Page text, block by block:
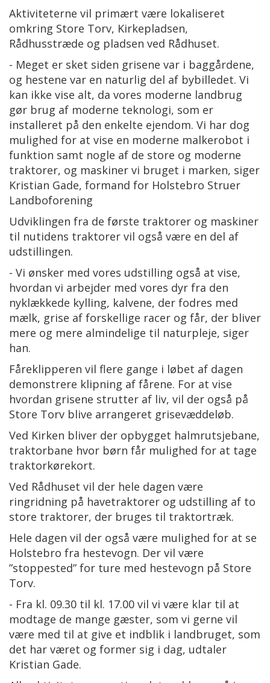
Aktiviteterne vil primært være lokaliseret
omkring Store Torv, Kirkepladsen,
Rådhusstræde og pladsen ved Rådhuset.
- Meget er sket siden grisene var i baggårdene,
og hestene var en naturlig del af bybilledet. Vi
kan ikke vise alt, da vores moderne landbrug
gør brug af moderne teknologi, som er
installeret på den enkelte ejendom. Vi har dog
mulighed for at vise en moderne malkerobot i
funktion samt nogle af de store og moderne
traktorer, og maskiner vi bruget i marken, siger
Kristian Gade, formand for Holstebro Struer
Landboforening
Udviklingen fra de første traktorer og maskiner
til nutidens traktorer vil også være en del af
udstillingen.
- Vi ønsker med vores udstilling også at vise,
hvordan vi arbejder med vores dyr fra den
nyklækkede kylling, kalvene, der fodres med
mælk, grise af forskellige racer og får, der bliver
mere og mere almindelige til naturpleje, siger
han.
Fåreklipperen vil flere gange i løbet af dagen
demonstrere klipning af fårene. For at vise
hvordan grisene strutter af liv, vil der også på
Store Torv blive arrangeret grisevæddeløb.
Ved Kirken bliver der opbygget halmrutsjebane,
traktorbane hvor børn får mulighed for at tage
traktorkørekort.
Ved Rådhuset vil der hele dagen være
ringridning på havetraktorer og udstilling af to
store traktorer, der bruges til traktortræk.
Hele dagen vil der også være mulighed for at se
Holstebro fra hestevogn. Der vil være
”stoppested” for ture med hestevogn på Store
Torv.
- Fra kl. 09.30 til kl. 17.00 vil vi være klar til at
modtage de mange gæster, som vi gerne vil
være med til at give et indblik i landbruget, som
det har været og former sig i dag, udtaler
Kristian Gade.